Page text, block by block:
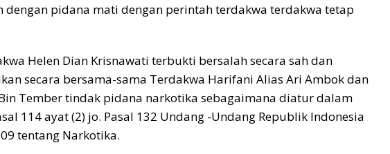
dengan pidana mati dengan perintah terdakwa terdakwa tetap
Helen Dian Krisnawati terbukti bersalah secara sah dan
secara bersama-sama Terdakwa Harifani Alias Ari Ambok dan
Tember tindak pidana narkotika sebagaimana diatur dalam
114 ayat (2) jo. Pasal 132 Undang -Undang Republik Indonesia
tentang Narkotika.